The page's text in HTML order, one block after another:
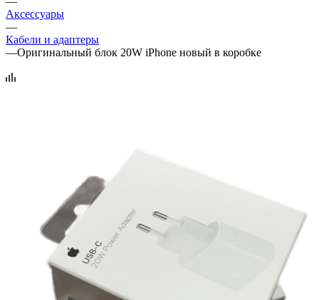
Аксессуары
—
Кабели и адаптеры
—Оригинальный блок 20W iPhone новый в коробке